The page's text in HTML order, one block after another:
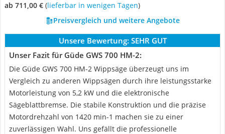
ab 711,00 € ( Lieferbar in wenigen Tagen)
Preisvergleich und weitere Angebote
Unsere Bewertung: SEHR GUT
Unser Fazit für Güde GWS 700 HM-2:
Die Güde GWS 700 HM-2 Wippsäge überzeugt uns im
Vergleich zu anderen Wippsägen durch ihre leistungsstarke
Motorleistung von 5,2 kW und die elektronische
Sägeblattbremse. Die stabile Konstruktion und die präzise
Motordrehzahl von 1420 min-1 machen sie zu einer
zuverlässigen Wahl. Uns gefällt die professionelle